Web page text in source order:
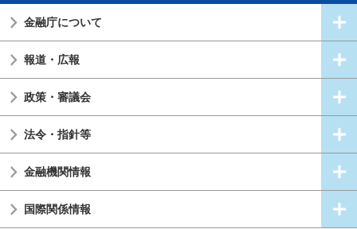
金融庁について
報道・広報
政策・審議会
法令・指針等
金融機関情報
国際関係情報